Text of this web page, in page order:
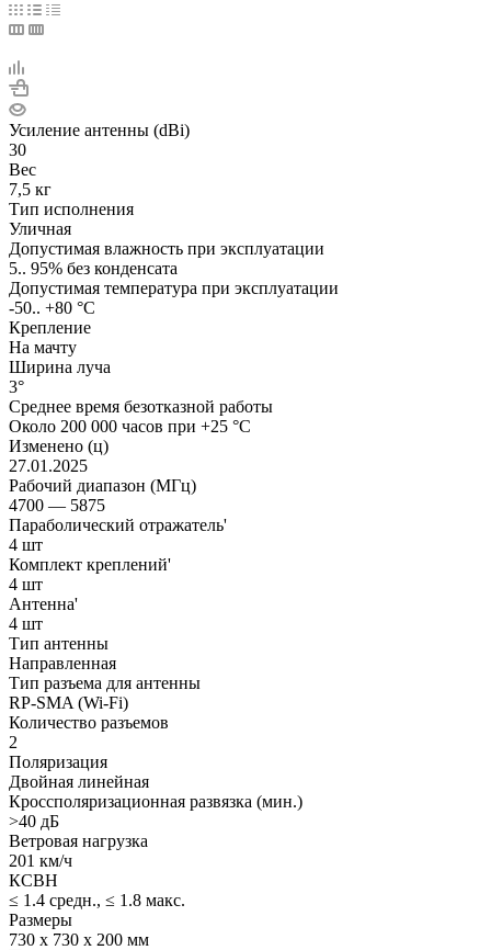
Усиление антенны (dBi)
30
Вес
7,5 кг
Тип исполнения
Уличная
Допустимая влажность при эксплуатации
5.. 95% без конденсата
Допустимая температура при эксплуатации
-50.. +80 °C
Крепление
На мачту
Ширина луча
3°
Среднее время безотказной работы
Около 200 000 часов при +25 °C
Изменено (ц)
27.01.2025
Рабочий диапазон (МГц)
4700 — 5875
Параболический отражатель'
4 шт
Комплект креплений'
4 шт
Антенна'
4 шт
Тип антенны
Направленная
Тип разъема для антенны
RP-SMA (Wi-Fi)
Количество разъемов
2
Поляризация
Двойная линейная
Кроссполяризационная развязка (мин.)
>40 дБ
Ветровая нагрузка
201 км/ч
КСВН
≤ 1.4 средн., ≤ 1.8 макс.
Размеры
730 x 730 x 200 мм